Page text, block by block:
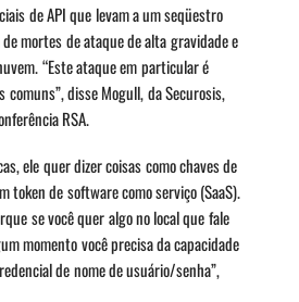
de API que levam a um seqüestro
mortes de ataque de alta gravidade e
“Este ataque em particular é
comuns”, disse Mogull, da Securosis,
RSA.
ele quer dizer coisas como chaves de
token de software como serviço (SaaS).
se você quer algo no local que fale
momento você precisa da capacidade
de nome de usuário/senha”,